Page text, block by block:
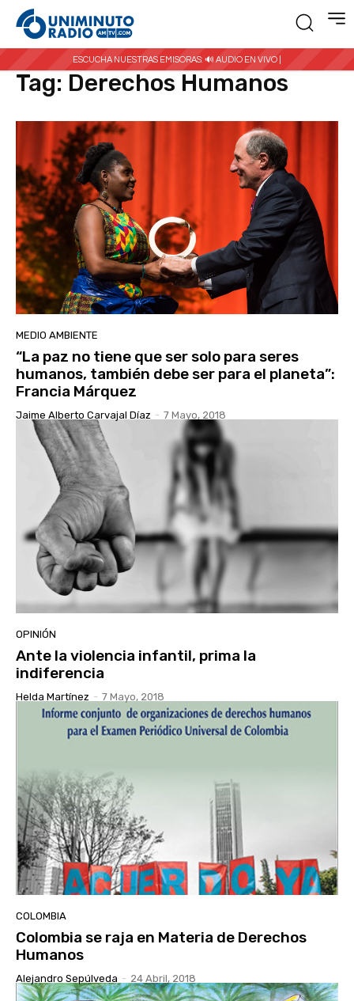
ESCUCHA NUESTRAS EMISORAS: 🔊 AUDIO EN VIVO |
Inicio Etiquetas Derechos Humanos
Tag: Derechos Humanos
MEDIO AMBIENTE
“La paz no tiene que ser solo para seres
humanos, también debe ser para el planeta”:
Francia Márquez
Jaime Alberto Carvajal Díaz - 7 Mayo, 2018
OPINIÓN
Ante la violencia infantil, prima la
indiferencia
Helda Martínez - 7 Mayo, 2018
COLOMBIA
Colombia se raja en Materia de Derechos
Humanos
Alejandro Sepúlveda - 24 Abril, 2018